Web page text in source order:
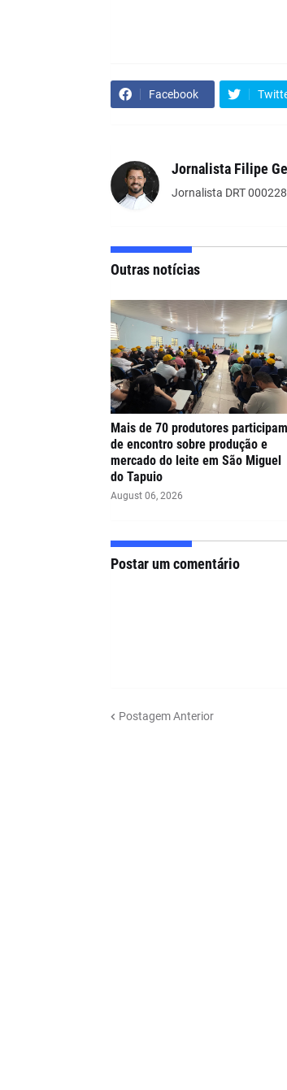
Facebook
Jornalista Filipe
Jornalista DRT
Outras notícias
Mais de 70 produtores participam
de encontro sobre produção e
mercado do leite em São Miguel
do Tapuio
August 06, 2026
Postar um comentário
Postagem Anterior